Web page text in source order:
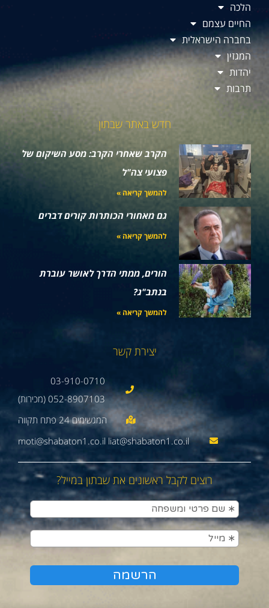
הלכה
החיים עצמם
בחברה הישראלית
המגזין
יהדות
תרבות
חדש באתר שבתון
הקרב שאחרי הקרב: מסע השיקום של
פצועי צה"ל
להמשך קריאה »
גם מאחורי הכותרות קורים דברים
להמשך קריאה »
הורים, ממתי הדרך לאושר עוברת
בנתב"ג?
להמשך קריאה »
יצירת קשר
03-910-0710
052-8907103 (מכירות)
moti@shabaton1.co.il liat@shabaton1.co.il
רוצים לקבל ראשונים את שבתון במייל?